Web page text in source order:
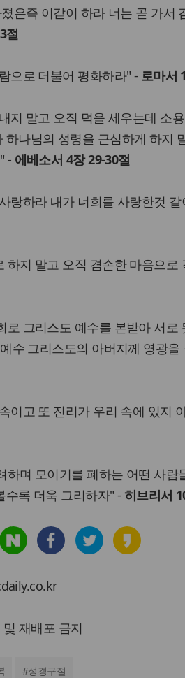
은즉 이같이 하라 너는 곧 가서
절
으로 더불어 평화하라" - 로마서
지 말고 오직 덕을 세우는데 소
나님의 성령을 근심하게 하지
- 에베소서 4장 29-30절
랑하라 내가 너희를 사랑한것
지 말고 오직 겸손한 마음으로
그리스도 예수를 본받아 서로
수 그리스도의 아버지께 영광을
이고 또 진리가 우리 속에 있지
하며 모이기를 폐하는 어떤 사람
수록 더욱 그리하자" - 히브리서
재배포 금지
#성경구절